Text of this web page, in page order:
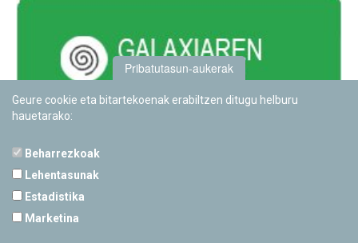
Pribatutasun-aukerak
Geure cookie eta bitartekoenak erabiltzen ditugu helburu
hauetarako:
Beharrezkoak
Lehentasunak
Estadistika
Marketina